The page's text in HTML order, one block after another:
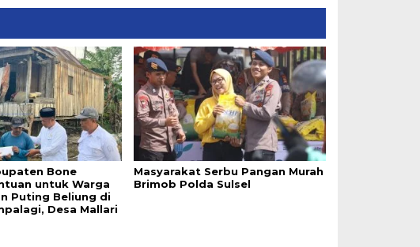
Bone
untuk Warga
Puting Beliung di
Desa Mallari
Masyarakat Serbu Pangan Murah
Brimob Polda Sulsel